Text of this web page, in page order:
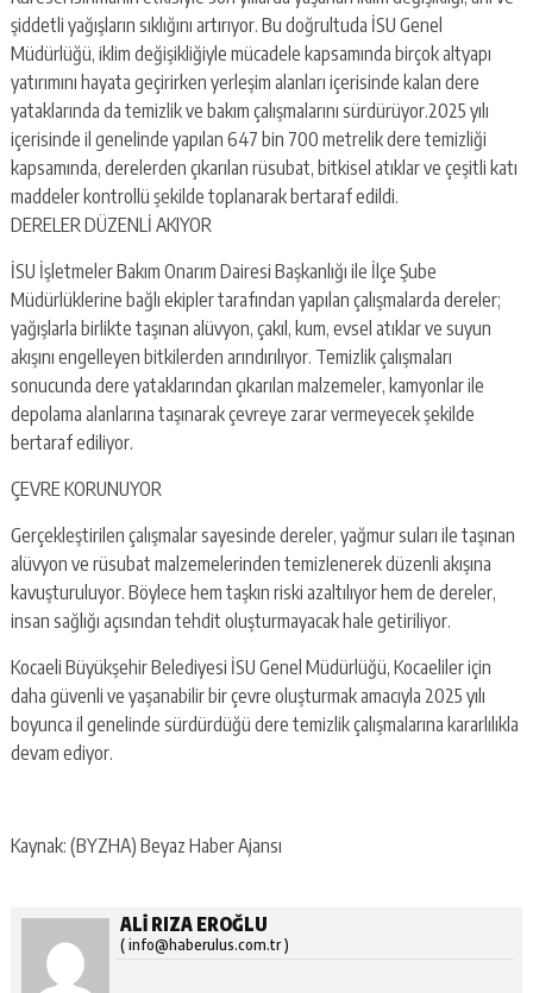
şiddetli yağışların sıklığını artırıyor. Bu doğrultuda İSU Genel
Müdürlüğü, iklim değişikliğiyle mücadele kapsamında birçok altyapı
yatırımını hayata geçirirken yerleşim alanları içerisinde kalan dere
yataklarında da temizlik ve bakım çalışmalarını sürdürüyor.2025 yılı
içerisinde il genelinde yapılan 647 bin 700 metrelik dere temizliği
kapsamında, derelerden çıkarılan rüsubat, bitkisel atıklar ve çeşitli katı
maddeler kontrollü şekilde toplanarak bertaraf edildi.
DERELER DÜZENLİ AKIYOR
İSU İşletmeler Bakım Onarım Dairesi Başkanlığı ile İlçe Şube
Müdürlüklerine bağlı ekipler tarafından yapılan çalışmalarda dereler;
yağışlarla birlikte taşınan alüvyon, çakıl, kum, evsel atıklar ve suyun
akışını engelleyen bitkilerden arındırılıyor. Temizlik çalışmaları
sonucunda dere yataklarından çıkarılan malzemeler, kamyonlar ile
depolama alanlarına taşınarak çevreye zarar vermeyecek şekilde
bertaraf ediliyor.
ÇEVRE KORUNUYOR
Gerçekleştirilen çalışmalar sayesinde dereler, yağmur suları ile taşınan
alüvyon ve rüsubat malzemelerinden temizlenerek düzenli akışına
kavuşturuluyor. Böylece hem taşkın riski azaltılıyor hem de dereler,
insan sağlığı açısından tehdit oluşturmayacak hale getiriliyor.
Kocaeli Büyükşehir Belediyesi İSU Genel Müdürlüğü, Kocaeliler için
daha güvenli ve yaşanabilir bir çevre oluşturmak amacıyla 2025 yılı
boyunca il genelinde sürdürdüğü dere temizlik çalışmalarına kararlılıkla
devam ediyor.
Kaynak: (BYZHA) Beyaz Haber Ajansı
ALI RIZA EROĞLU
( info@haberulus.com.tr )